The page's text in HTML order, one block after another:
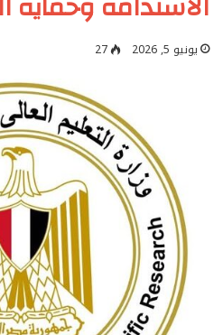
يونيو 5, 2026 27